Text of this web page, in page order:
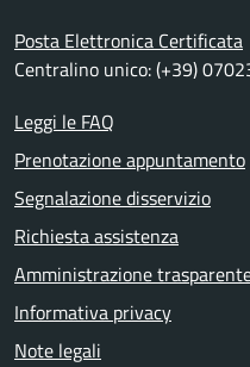
Posta Elettronica Certificata
Centralino unico: (+39)
Leggi le FAQ
Prenotazione appuntamento
Segnalazione disservizio
Richiesta assistenza
Amministrazione
Informativa privacy
Note legali